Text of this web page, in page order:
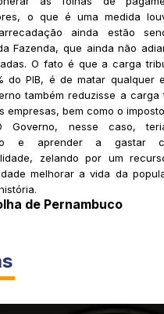
o que é uma medida
ainda estão
Fazenda, que ainda não
O fato é que a carga
do PIB, é de matar qualquer
também reduzisse a carga
empresas, bem como o
Governo, nesse caso,
e aprender a gastar
zelando por um
melhorar a vida da
de Pernambuco